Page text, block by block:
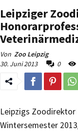
Leipziger
Von Zoo Leipzig
30. Juni 2013
0
Leipzigs Zoodirektor
Wintersemester